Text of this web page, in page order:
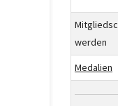
werden
Medalien